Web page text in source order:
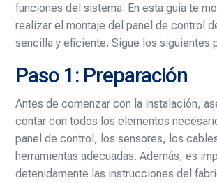
funciones del sistema. En esta guía te
realizar el montaje del panel de control
sencilla y eficiente. Sigue los siguientes
Paso 1: Preparación
Antes de comenzar con la instalación,
contar con todos los elementos
panel de control, los sensores, los
herramientas adecuadas. Además, es
detenidamente las instrucciones del